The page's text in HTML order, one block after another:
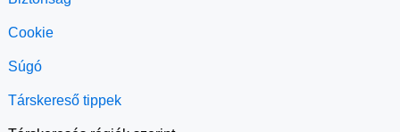
Cookie
Súgó
Társkereső tippek